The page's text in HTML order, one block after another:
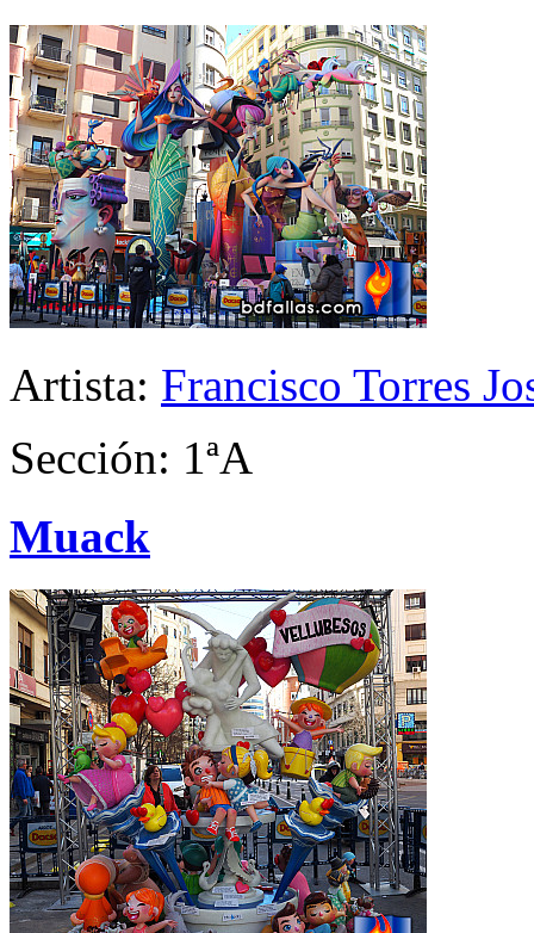
Artista: Francisco Torres
Sección: 1ªA
Muack